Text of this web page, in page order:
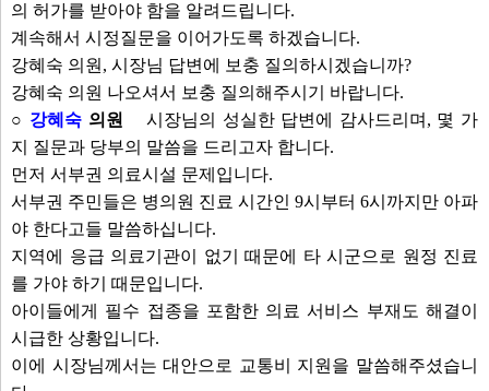
의 허가를 받아야 함을 알려드립니다.
계속해서 시정질문을 이어가도록 하겠습니다.
강혜숙 의원, 시장님 답변에 보충 질의하시겠습니까?
강혜숙 의원 나오셔서 보충 질의해주시기 바랍니다.
○ 강혜숙 의원
시장님의 성실한 답변에 감사드리며, 몇 가
지 질문과 당부의 말씀을 드리고자 합니다.
먼저 서부권 의료시설 문제입니다.
서부권 주민들은 병의원 진료 시간인 9시부터 6시까지만 아파
야 한다고들 말씀하십니다.
지역에 응급 의료기관이 없기 때문에 타 시군으로 원정 진료
를 가야 하기 때문입니다.
아이들에게 필수 접종을 포함한 의료 서비스 부재도 해결이
시급한 상황입니다.
이에 시장님께서는 대안으로 교통비 지원을 말씀해주셨습니